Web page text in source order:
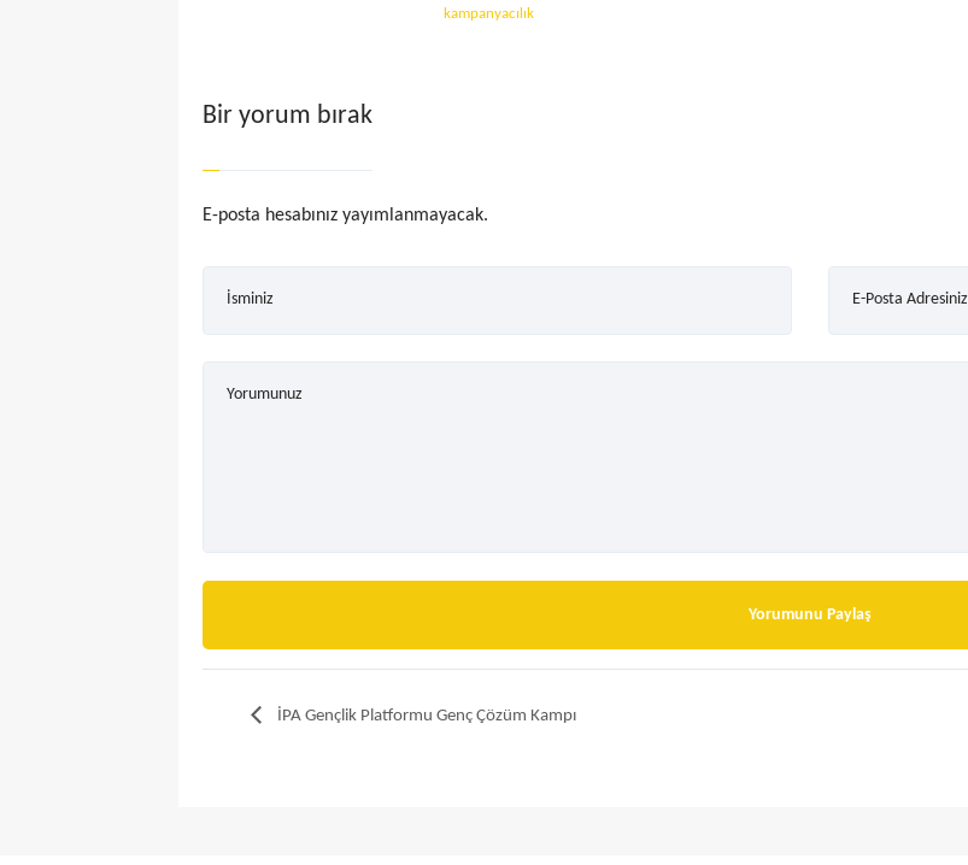
kampanyacılık
Bir yorum bırak
E-posta hesabınız yayımlanmayacak.
İsminiz E-Posta Adresiniz
Yorumunuz
Yorumunu Paylaş
İPA Gençlik Platformu Genç Çözüm Kampı